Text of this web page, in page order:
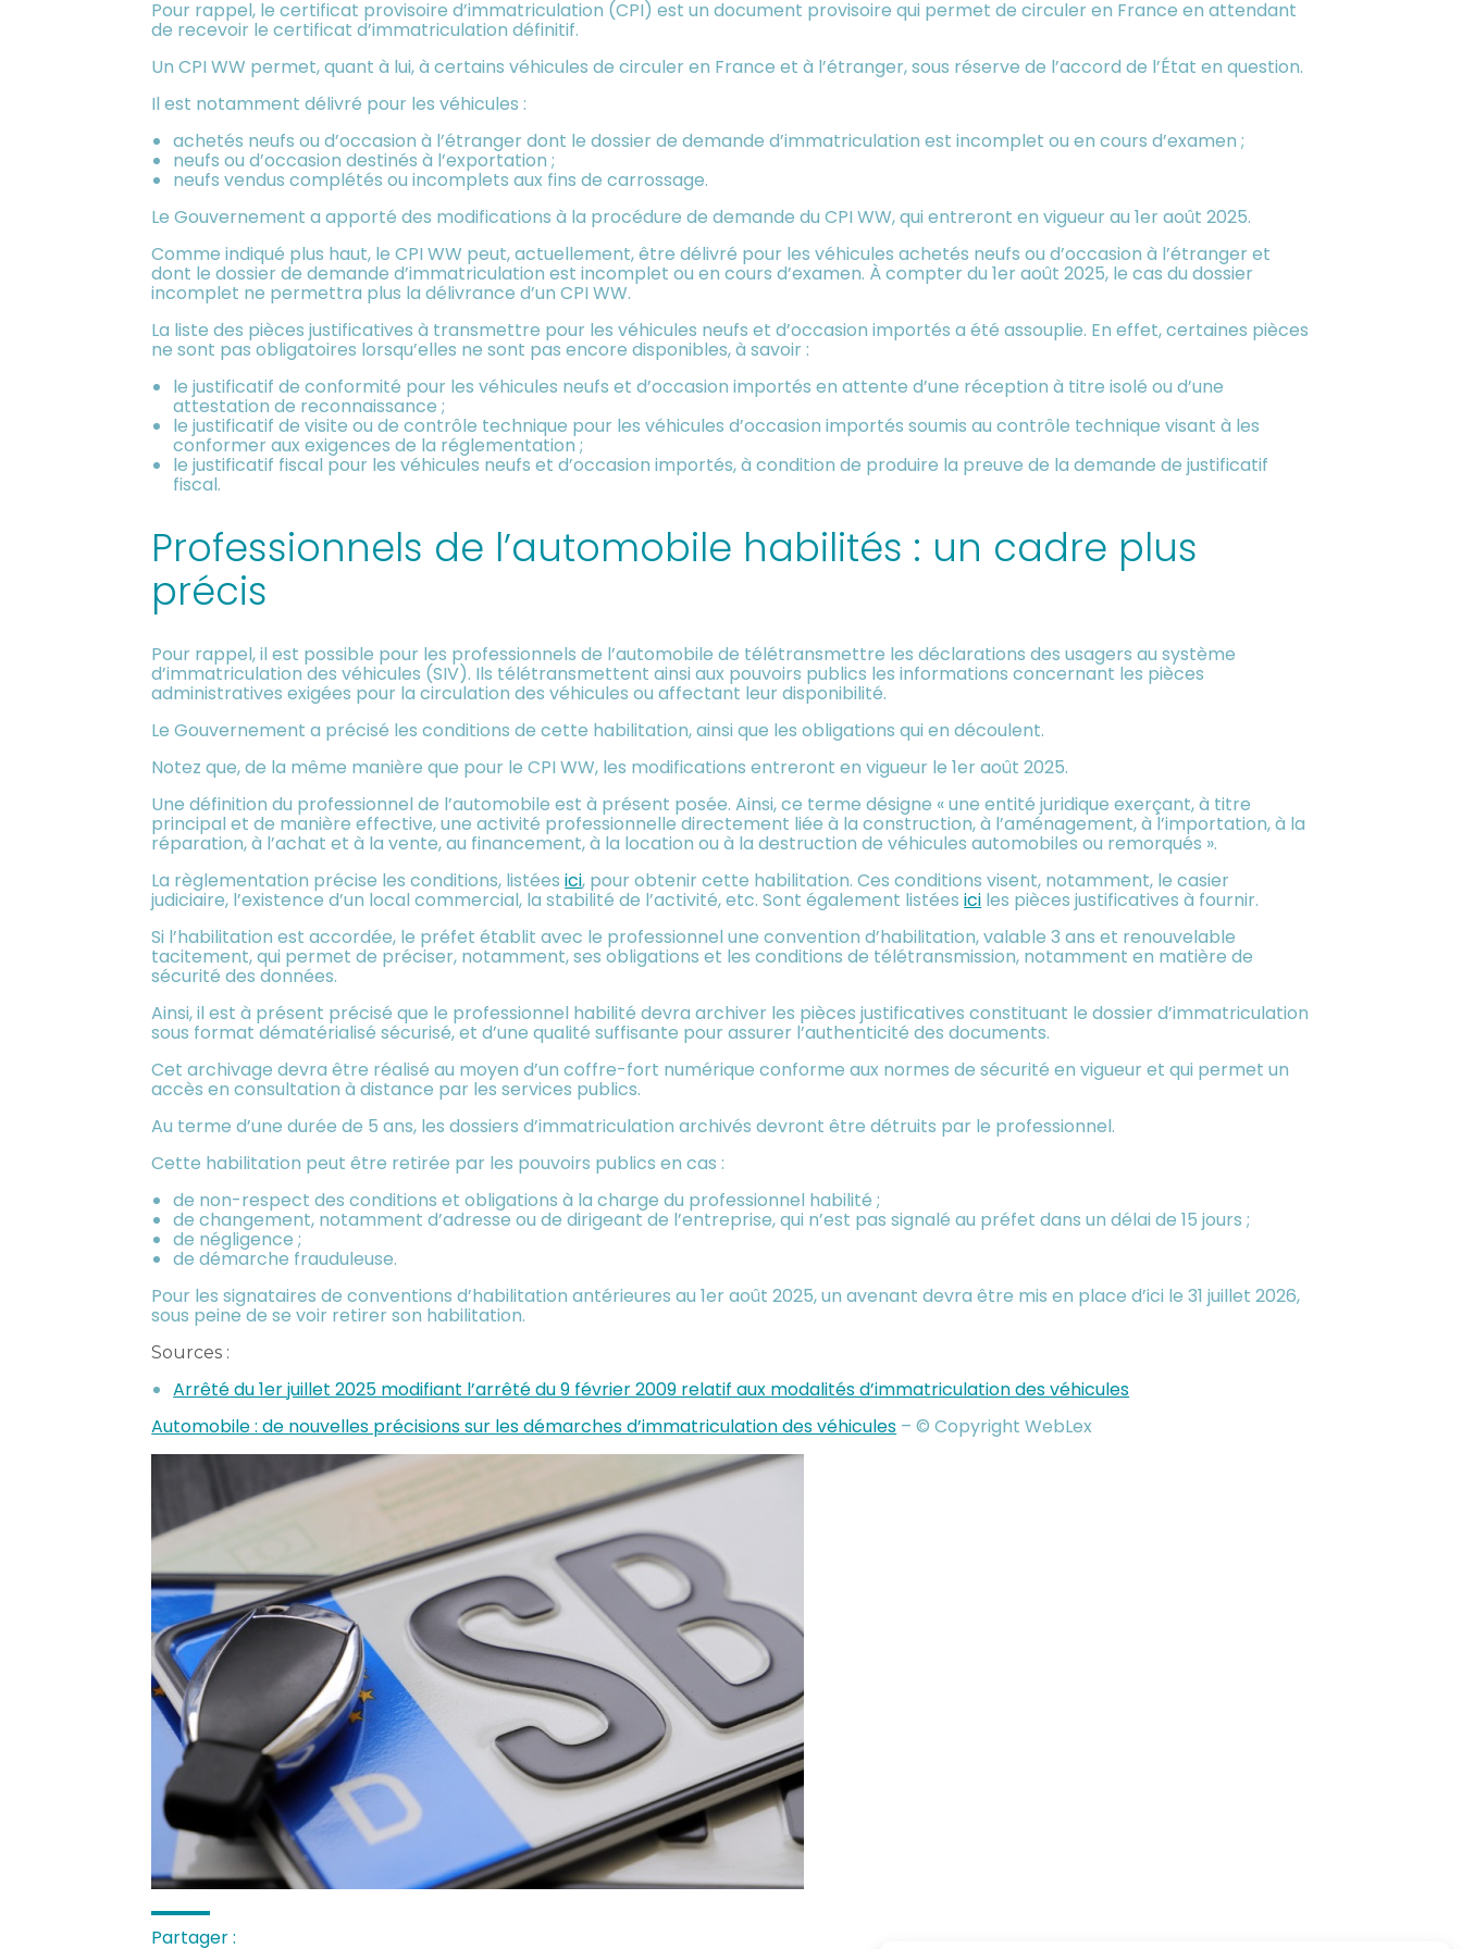
Pour rappel, le certificat provisoire d’immatriculation (CPI) est un document provisoire qui permet de circuler en France en attendant
de recevoir le certificat d’immatriculation définitif.
Un CPI WW permet, quant à lui, à certains véhicules de circuler en France et à l’étranger, sous réserve de l’accord de l’État en question.
Il est notamment délivré pour les véhicules :
achetés neufs ou d’occasion à l’étranger dont le dossier de demande d’immatriculation est incomplet ou en cours d’examen ;
neufs ou d’occasion destinés à l’exportation ;
neufs vendus complétés ou incomplets aux fins de carrossage.
Le Gouvernement a apporté des modifications à la procédure de demande du CPI WW, qui entreront en vigueur au 1er août 2025.
Comme indiqué plus haut, le CPI WW peut, actuellement, être délivré pour les véhicules achetés neufs ou d’occasion à l’étranger et
dont le dossier de demande d’immatriculation est incomplet ou en cours d’examen. À compter du 1er août 2025, le cas du dossier
incomplet ne permettra plus la délivrance d’un CPI WW.
La liste des pièces justificatives à transmettre pour les véhicules neufs et d’occasion importés a été assouplie. En effet, certaines pièces
ne sont pas obligatoires lorsqu’elles ne sont pas encore disponibles, à savoir :
le justificatif de conformité pour les véhicules neufs et d’occasion importés en attente d’une réception à titre isolé ou d’une
attestation de reconnaissance ;
le justificatif de visite ou de contrôle technique pour les véhicules d’occasion importés soumis au contrôle technique visant à les
conformer aux exigences de la réglementation ;
le justificatif fiscal pour les véhicules neufs et d’occasion importés, à condition de produire la preuve de la demande de justificatif
fiscal.
Professionnels de l’automobile habilités : un cadre plus
précis
Pour rappel, il est possible pour les professionnels de l’automobile de télétransmettre les déclarations des usagers au système
d’immatriculation des véhicules (SIV). Ils télétransmettent ainsi aux pouvoirs publics les informations concernant les pièces
administratives exigées pour la circulation des véhicules ou affectant leur disponibilité.
Le Gouvernement a précisé les conditions de cette habilitation, ainsi que les obligations qui en découlent.
Notez que, de la même manière que pour le CPI WW, les modifications entreront en vigueur le 1er août 2025.
Une définition du professionnel de l’automobile est à présent posée. Ainsi, ce terme désigne « une entité juridique exerçant, à titre
principal et de manière effective, une activité professionnelle directement liée à la construction, à l’aménagement, à l’importation, à la
réparation, à l’achat et à la vente, au financement, à la location ou à la destruction de véhicules automobiles ou remorqués ».
La règlementation précise les conditions, listéesici, pour obtenir cette habilitation. Ces conditions visent, notamment, le casier
judiciaire, l’existence d’un local commercial, la stabilité de l’activité, etc. Sont également listéesici les pièces justificatives à fournir.
Si l’habilitation est accordée, le préfet établit avec le professionnel une convention d’habilitation, valable 3 ans et renouvelable
tacitement, qui permet de préciser, notamment, ses obligations et les conditions de télétransmission, notamment en matière de
sécurité des données.
Ainsi, il est à présent précisé que le professionnel habilité devra archiver les pièces justificatives constituant le dossier d’immatriculation
sous format dématérialisé sécurisé, et d’une qualité suffisante pour assurer l’authenticité des documents.
Cet archivage devra être réalisé au moyen d’un coffre-fort numérique conforme aux normes de sécurité en vigueur et qui permet un
accès en consultation à distance par les services publics.
Au terme d’une durée de 5 ans, les dossiers d’immatriculation archivés devront être détruits par le professionnel.
Cette habilitation peut être retirée par les pouvoirs publics en cas :
de non-respect des conditions et obligations à la charge du professionnel habilité ;
de changement, notamment d’adresse ou de dirigeant de l’entreprise, qui n’est pas signalé au préfet dans un délai de 15 jours ;
de négligence ;
de démarche frauduleuse.
Pour les signataires de conventions d’habilitation antérieures au 1er août 2025, un avenant devra être mis en place d’ici le 31 juillet 2026,
sous peine de se voir retirer son habilitation.
Sources :
Arrêté du 1er juillet 2025 modifiant l’arrêté du 9 février 2009 relatif aux modalités d’immatriculation des véhicules
Automobile : de nouvelles précisions sur les démarches d’immatriculation des véhicules – © Copyright WebLex
Partager :